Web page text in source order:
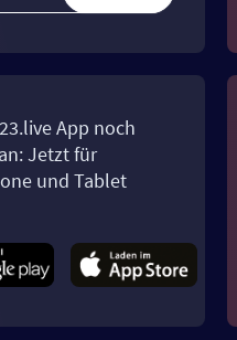
App noch
Jetzt für
und Tablet